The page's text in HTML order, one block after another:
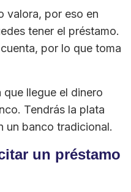
valora, por eso en
tener el préstamo.
por lo que toma
que llegue el dinero
Tendrás la plata
un banco tradicional.
un préstamo